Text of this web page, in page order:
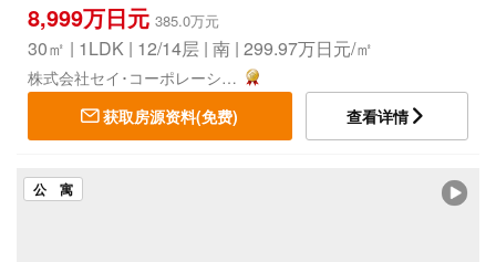
8,999万日元 385.0万元
30㎡ | 1LDK | 12/14层 | 南 | 299.97万日元/㎡
株式会社セイ･コーポレーション
获取房源资料(免费)
查看详情
公 寓